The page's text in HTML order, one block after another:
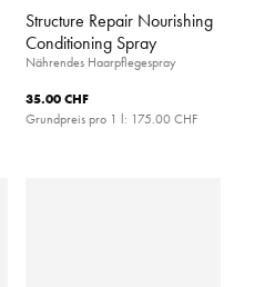
Structure Repair Nourishing
Conditioning Spray
Nährendes Haarpflegespray
35.00 CHF
Grundpreis pro 1 l: 175.00 CHF